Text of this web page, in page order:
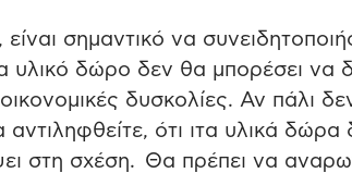
σημαντικό να
υλικό δώρο δεν θα μπορέσει να
δυσκολίες. Αν πάλι
αντιληφθείτε, ότι ιτα υλικά
στη σχέση. Θα πρέπει να